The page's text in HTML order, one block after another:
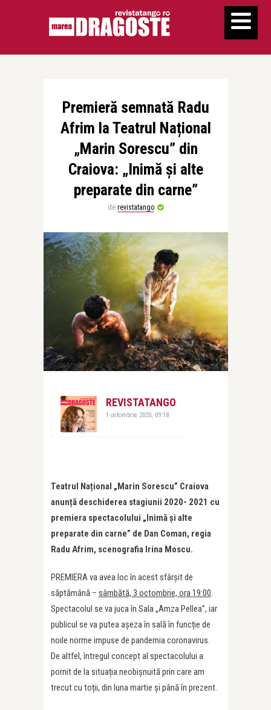
Premieră semnată Radu
Afrim la Teatrul Național
„Marin Sorescu” din
Craiova: „Inimă și alte
preparate din carne”
de revistatango
REVISTATANGO
1 octombrie 2020, 09:18
Teatrul Național „Marin Sorescu” Craiova
anunță deschiderea stagiunii 2020- 2021 cu
premiera spectacolului „Inimă și alte
preparate din carne” de Dan Coman, regia
Radu Afrim, scenografia Irina Moscu.
PREMIERA va avea loc în acest sfârșit de
săptămână – sâmbătă, 3 octombrie, ora 19:00.
Spectacolul se va juca în Sala „Amza Pellea”, iar
publicul se va putea așeza în sală în funcție de
noile norme impuse de pandemia coronavirus.
De altfel, întregul concept al spectacolului a
pornit de la situația neobișnuită prin care am
trecut cu toții, din luna martie și până în prezent.